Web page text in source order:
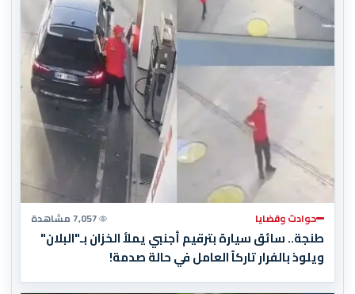
حوادث وقضايا 7,057 مشاهدة
طنجة.. سائق سيارة بترقيم أجنبي يملأ الخزان بـ"البلان"
ويلوذ بالفرار تاركاً العامل في حالة صدمة!